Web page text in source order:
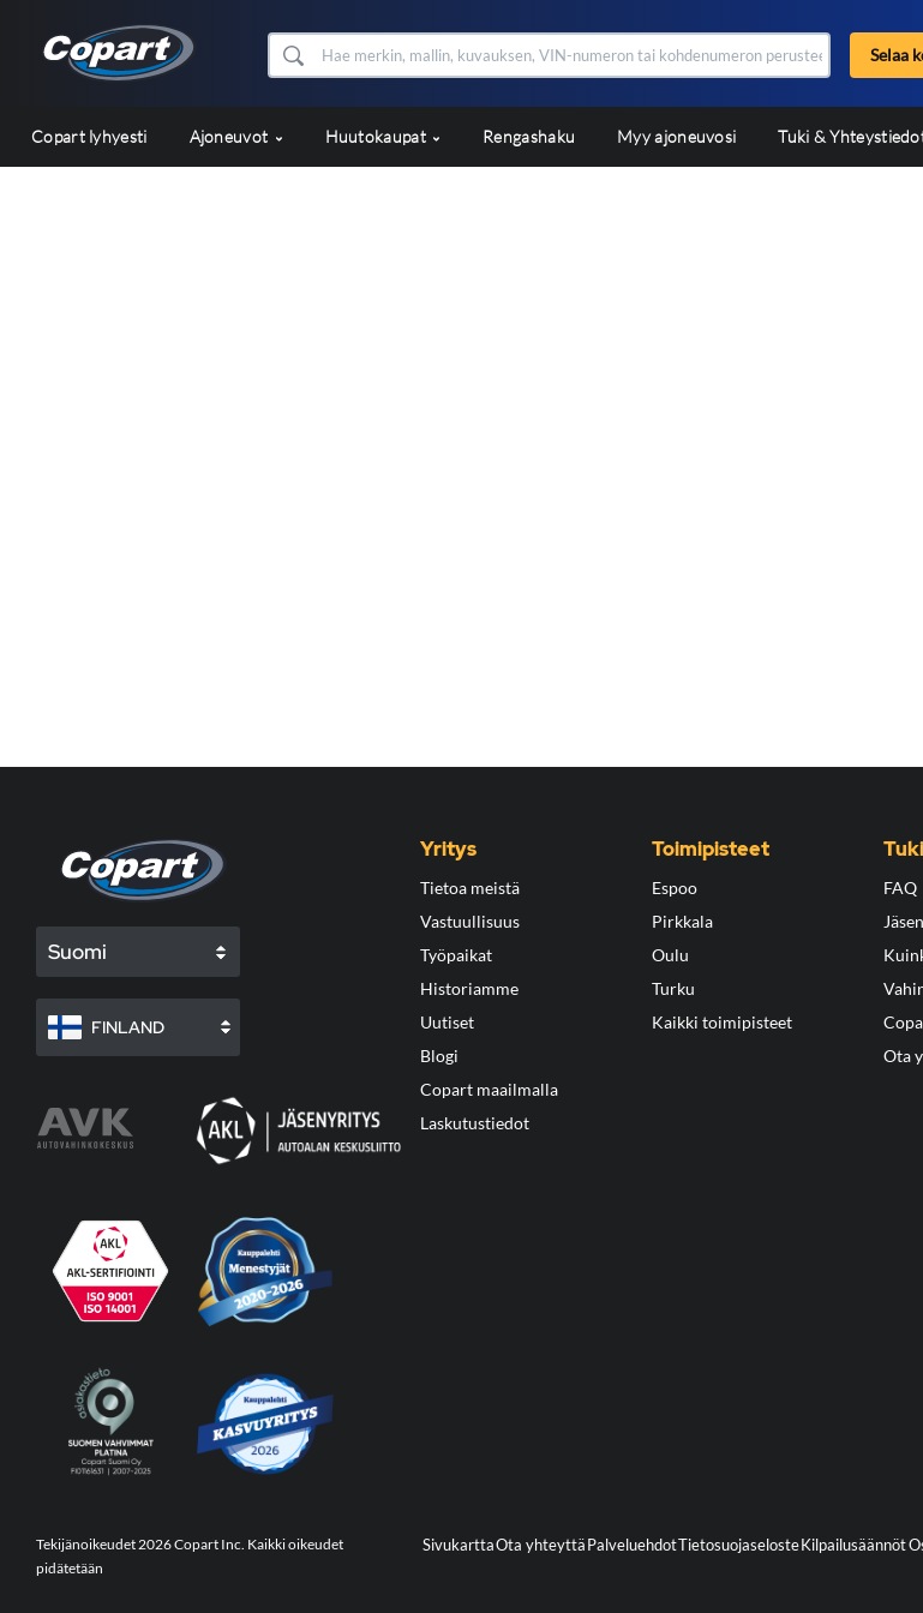
Selaa
Copart lyhyesti Ajoneuvot Huutokaupat Rengashaku Myy ajoneuvosi Tuki &
Suomi
FINLAND
Yritys
Tietoa meistä
Vastuullisuus
Työpaikat
Historiamme
Uutiset
Blogi
Copart maailmalla
Laskutustiedot
Toimipisteet
Espoo
Pirkkala
Oulu
Turku
Kaikki toimipisteet
FAQ
Ota
Tekijänoikeudet 2026 Copart Inc. Kaikki oikeudet
pidätetään
SivukarttaOta yhteyttäPalveluehdotTietosuojaselosteKilpailusäännöt